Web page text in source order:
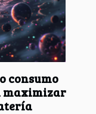
consumo
maximizar